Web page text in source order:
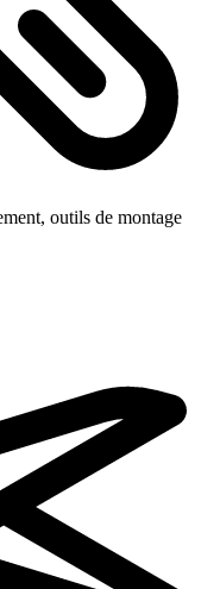
outils de montage